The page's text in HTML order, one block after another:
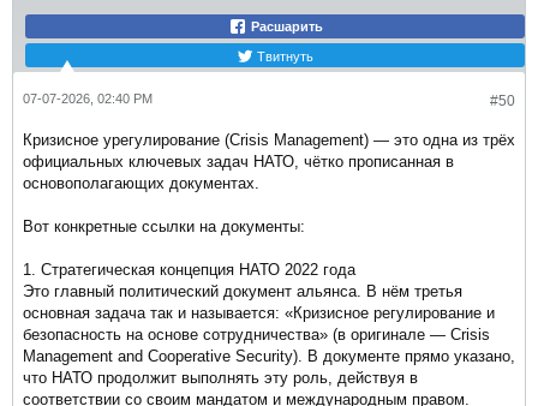
Расшарить
Твитнуть
#50
07-07-2026, 02:40 PM
Кризисное урегулирование (Crisis Management) — это одна из трёх
официальных ключевых задач НАТО, чётко прописанная в
основополагающих документах.
Вот конкретные ссылки на документы:
1. Стратегическая концепция НАТО 2022 года
Это главный политический документ альянса. В нём третья
основная задача так и называется: «Кризисное регулирование и
безопасность на основе сотрудничества» (в оригинале — Crisis
Management and Cooperative Security). В документе прямо указано,
что НАТО продолжит выполнять эту роль, действуя в
соответствии со своим мандатом и международным правом.